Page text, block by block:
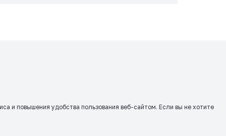
и повышения удобства пользования веб-сайтом. Если вы не хотите